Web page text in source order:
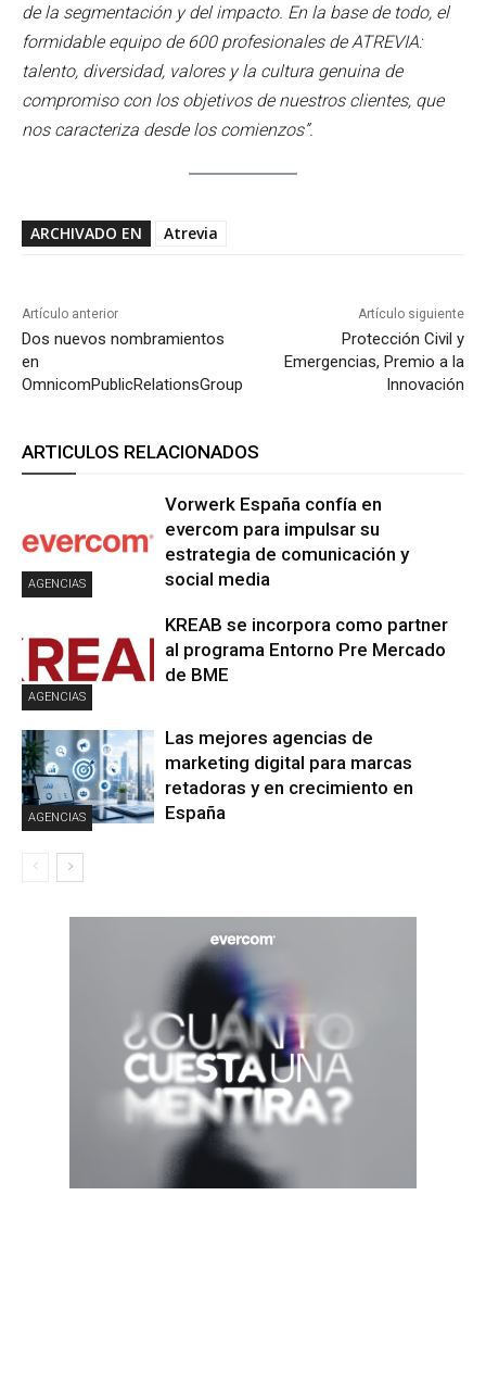
de la segmentación y del impacto. En la base de todo, el
formidable equipo de 600 profesionales de ATREVIA:
talento, diversidad, valores y la cultura genuina de
compromiso con los objetivos de nuestros clientes, que
nos caracteriza desde los comienzos”.
ARCHIVADO EN Atrevia
Artículo anterior
Dos nuevos nombramientos
en
OmnicomPublicRelationsGroup
Artículo siguiente
Protección Civil y
Emergencias, Premio a la
Innovación
ARTICULOS RELACIONADOS
AGENCIAS
Vorwerk España confía en
evercom para impulsar su
estrategia de comunicación y
social media
AGENCIAS
KREAB se incorpora como partner
al programa Entorno Pre Mercado
de BME
AGENCIAS
Las mejores agencias de
marketing digital para marcas
retadoras y en crecimiento en
España